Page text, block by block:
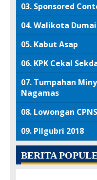
03. Sponsored
04.Walikota
05. Kabut Asap
06. KPK Cekal
07. Tumpahan
Nagamas
08. Lowongan CPNS
09. Pilgubri 2018
BERITA